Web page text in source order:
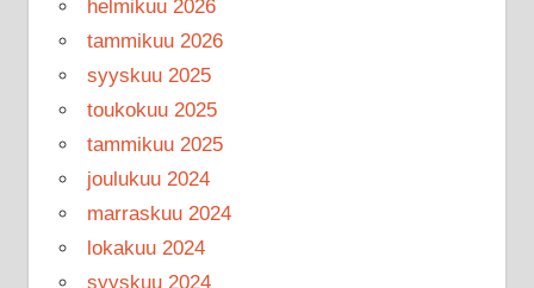
helmikuu 2026
tammikuu 2026
syyskuu 2025
toukokuu 2025
tammikuu 2025
joulukuu 2024
marraskuu 2024
lokakuu 2024
syyskuu 2024